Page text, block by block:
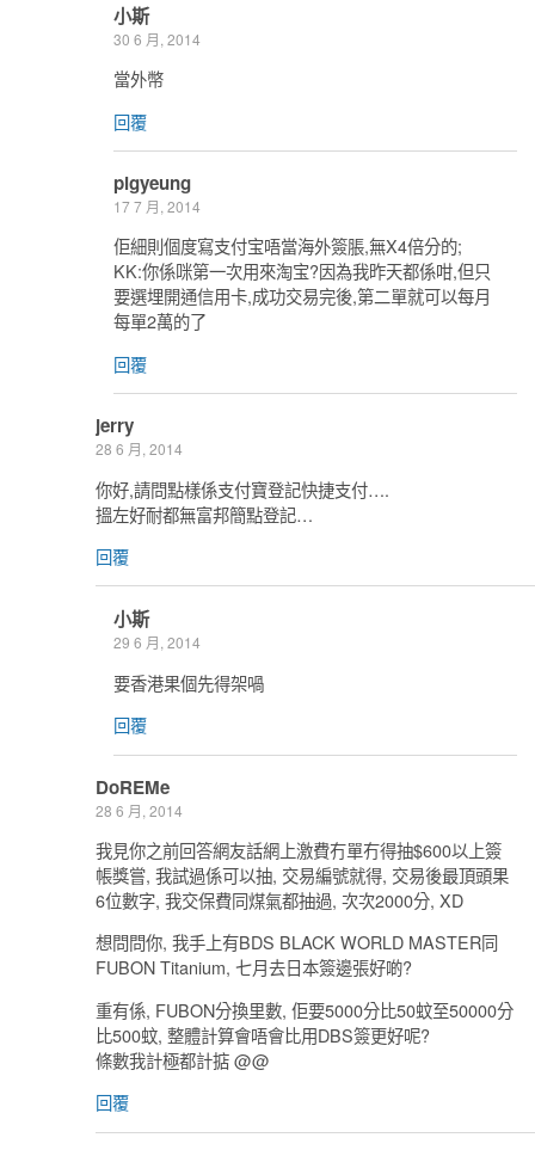
小斯
30 6 月, 2014
當外幣
回覆
pigyeung
17 7 月, 2014
佢細則個度寫支付宝唔當海外簽脹,無X4倍分的;
KK:你係咪第一次用來淘宝?因為我昨天都係咁,但只
要選埋開通信用卡,成功交易完後,第二單就可以每月
每單2萬的了
回覆
jerry
28 6 月, 2014
你好,請問點樣係支付寶登記快捷支付….
搵左好耐都無富邦簡點登記…
回覆
小斯
29 6 月, 2014
要香港果個先得架喎
回覆
DoREMe
28 6 月, 2014
我見你之前回答網友話網上激費冇單冇得抽$600以上簽
帳獎嘗, 我試過係可以抽, 交易編號就得, 交易後最頂頭果
6位數字, 我交保費同煤氣都抽過, 次次2000分, XD
想問問你, 我手上有BDS BLACK WORLD MASTER同
FUBON Titanium, 七月去日本簽邊張好啲?
重有係, FUBON分換里數, 佢要5000分比50蚊至50000分
比500蚊, 整體計算會唔會比用DBS簽更好呢?
條數我計極都計掂 @@
回覆